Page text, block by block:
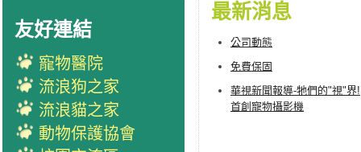
最新消息
公司動態
免費保固
華視新聞報導-牠們的"視"界!
首創寵物攝影機
友好連結
寵物醫院
流浪狗之家
流浪貓之家
動物保護協會